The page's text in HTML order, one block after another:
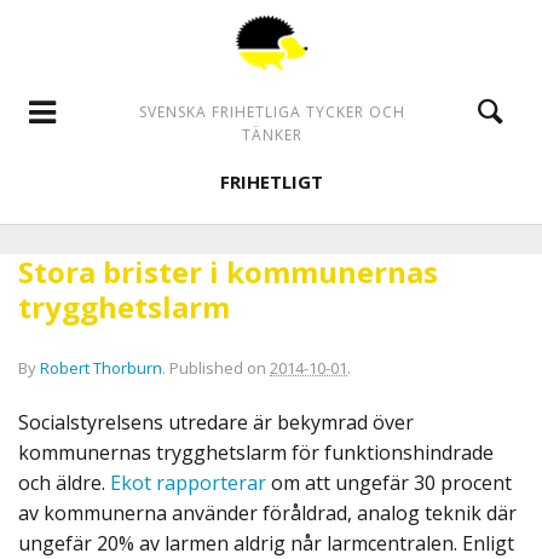
SVENSKA FRIHETLIGA TYCKER OCH
TÄNKER
FRIHETLIGT
Stora brister i kommunernas
trygghetslarm
ByRobert Thorburn. Published on 2014-10-01.
Socialstyrelsens utredare är bekymrad över
kommunernas trygghetslarm för funktionshindrade
och äldre. Ekot rapporterarom att ungefär 30 procent
av kommunerna använder föråldrad, analog teknik där
ungefär 20% av larmen aldrig når larmcentralen. Enligt